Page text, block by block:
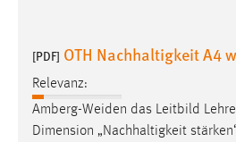
[PDF] OTH Nachhaltigkeit A4
Relevanz:
Amberg-Weiden das Leitbild
Dimension „Nachhaltigkeit